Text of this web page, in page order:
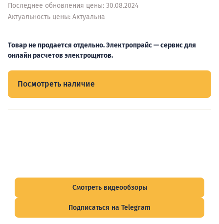
Последнее обновления цены: 30.08.2024
Актуальность цены: Актуальна
Товар не продается отдельно. Электропрайс — сервис для
онлайн расчетов электрощитов.
Посмотреть наличие
Смотреть видеообзоры
Подписаться на Telegram